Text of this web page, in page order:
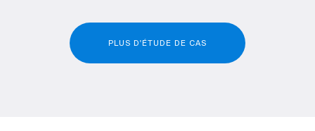
PLUS D'ÉTUDE DE CAS